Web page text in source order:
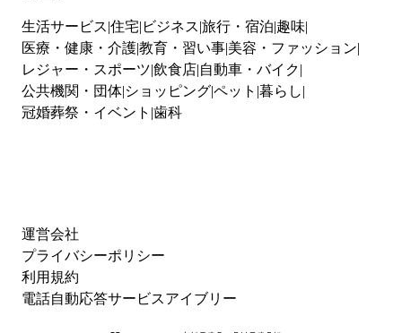
生活サービス 住宅 ビジネス 旅行・宿泊 趣味
医療・健康・介護教育・習い事 美容・ファッション
レジャー・スポーツ 飲食店 自動車・バイク
公共機関・団体 ショッピングペット 暮らし
冠婚葬祭・イベント 歯科
運営会社
プライバシーポリシー
利用規約
電話自動応答サービスアイブリー